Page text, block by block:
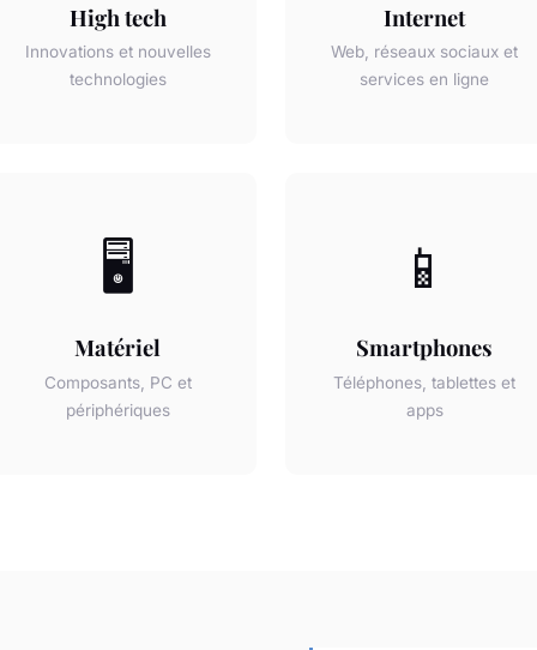
High tech
Innovations et nouvelles
technologies
Internet
Web, réseaux sociaux et
services en ligne
🖥️
Matériel
Composants, PC et
périphériques
📱
Smartphones
Téléphones, tablettes et
apps